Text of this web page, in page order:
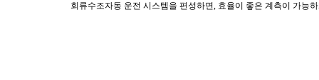
회류수조자동 운전 시스템을 편성하면, 효율이 좋은 계측이 가능